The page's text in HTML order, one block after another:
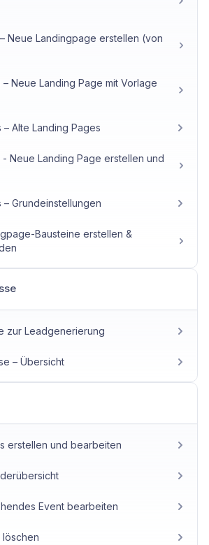
Neue Landingpage erstellen (von
Neue Landing Page mit Vorlage
– Alte Landing Pages
- Neue Landing Page erstellen und
– Grundeinstellungen
Bausteine erstellen &
zur Leadgenerierung
– Übersicht
erstellen und bearbeiten
Event bearbeiten
löschen